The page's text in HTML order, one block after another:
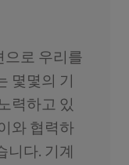
으로 우리를
몇몇의 기
력하고 있
와 협력하
다. 기계